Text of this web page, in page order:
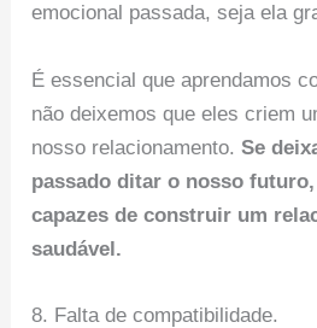
emocional passada, seja ela
É essencial que aprendamos
não deixemos que eles criem
nosso relacionamento.Se
passado ditar o nosso
capazes de construir um
saudável.
8. Falta de compatibilidade.